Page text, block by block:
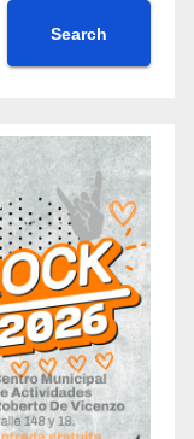
Search